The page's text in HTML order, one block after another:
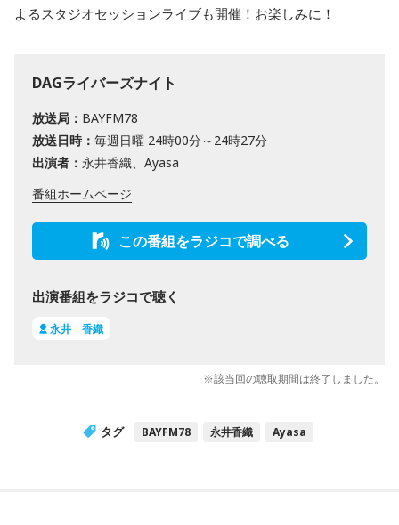
よるスタジオセッションライブも開催！お楽しみに！
DAGライバーズナイト
放送局： BAYFM78
放送日時： 毎週日曜 24時00分～24時27分
出演者： 永井香織、Ayasa
番組ホームページ
この番組をラジコで調べる
出演番組をラジコで聴く
永井 香織
※該当回の聴取期間は終了しました。
タグ BAYFM78 永井香織 Ayasa